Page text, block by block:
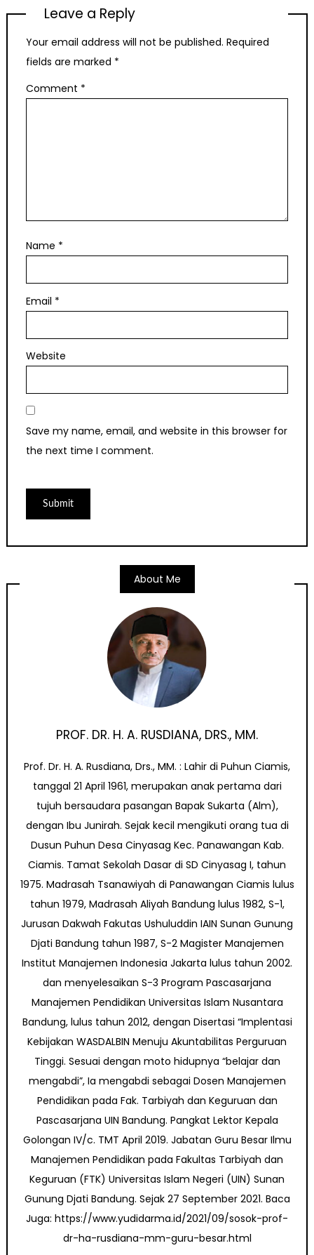
Leave a Reply
Your email address will not be published. Required
fields are marked *
Comment *
Name *
Email *
Website
Save my name, email, and website in this browser for
the next time I comment.
About Me
PROF. DR. H. A. RUSDIANA, DRS., MM.
Prof. Dr. H. A. Rusdiana, Drs., MM. : Lahir di Puhun Ciamis,
tanggal 21 April 1961, merupakan anak pertama dari
tujuh bersaudara pasangan Bapak Sukarta (Alm),
dengan Ibu Junirah. Sejak kecil mengikuti orang tua di
Dusun Puhun Desa Cinyasag Kec. Panawangan Kab.
Ciamis. Tamat Sekolah Dasar di SD Cinyasag I, tahun
1975. Madrasah Tsanawiyah di Panawangan Ciamis lulus
tahun 1979, Madrasah Aliyah Bandung lulus 1982, S-1,
Jurusan Dakwah Fakutas Ushuluddin IAIN Sunan Gunung
Djati Bandung tahun 1987, S-2 Magister Manajemen
Institut Manajemen Indonesia Jakarta lulus tahun 2002.
dan menyelesaikan S-3 Program Pascasarjana
Manajemen Pendidikan Universitas Islam Nusantara
Bandung, lulus tahun 2012, dengan Disertasi “Implentasi
Kebijakan WASDALBIN Menuju Akuntabilitas Perguruan
Tinggi. Sesuai dengan moto hidupnya “belajar dan
mengabdi”, Ia mengabdi sebagai Dosen Manajemen
Pendidikan pada Fak. Tarbiyah dan Keguruan dan
Pascasarjana UIN Bandung. Pangkat Lektor Kepala
Golongan IV/c. TMT April 2019. Jabatan Guru Besar Ilmu
Manajemen Pendidikan pada Fakultas Tarbiyah dan
Keguruan (FTK) Universitas Islam Negeri (UIN) Sunan
Gunung Djati Bandung. Sejak 27 September 2021. Baca
Juga: https://www.yudidarma.id/2021/09/sosok-prof-
dr-ha-rusdiana-mm-guru-besar.html